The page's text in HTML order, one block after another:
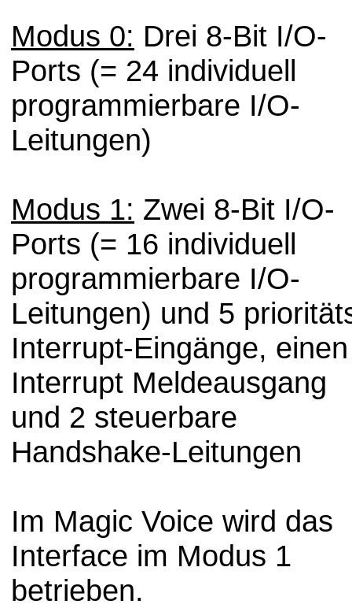
Modus 0: Drei 8-Bit I/O-
Ports (= 24 individuell
programmierbare I/O-
Leitungen)
Modus 1: Zwei 8-Bit I/O-
Ports (= 16 individuell
programmierbare I/O-
Leitungen) und 5
Interrupt-Eingänge, einen
Interrupt Meldeausgang
und 2 steuerbare
Handshake-Leitungen
Im Magic Voice wird das
Interface im Modus 1
betrieben.